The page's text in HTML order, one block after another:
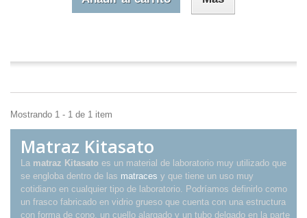
Mostrando 1 - 1 de 1 item
Matraz Kitasato
La matraz Kitasato es un material de laboratorio muy utilizado que
se engloba dentro de las matraces y que tiene un uso muy
cotidiano en cualquier tipo de laboratorio. Podríamos definirlo como
un frasco fabricado en vidrio grueso que cuenta con una estructura
con forma de cono, un cuello alargado y un tubo delgado en la parte